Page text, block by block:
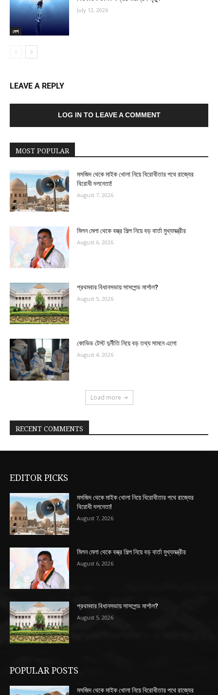
দেশ
July 12, 2026
LEAVE A REPLY
LOG IN TO LEAVE A COMMENT
MOST POPULAR
মসজিদ থেকে মাইক খোলা নিয়ে বিরোধীতার পথে রাজ্যের
বিরোধী দলনেতা!
August 7, 2026
মিলন মেলা থেকে বস্ত্র শিল্প নিয়ে বড় বার্তা মুখ্যমন্ত্রীর
August 6, 2026
প্রথমবার বিধানসভায় সাসপেন্ড মার্শাল?
August 5, 2026
কোভিড টেস্ট দুর্নীতি নিয়ে বড় তথ্য সামনে এলো
August 4, 2026
Load more
RECENT COMMENTS
EDITOR PICKS
মসজিদ থেকে মাইক খোলা নিয়ে বিরোধীতার পথে রাজ্যের
বিরোধী দলনেতা!
August 7, 2026
মিলন মেলা থেকে বস্ত্র শিল্প নিয়ে বড় বার্তা মুখ্যমন্ত্রীর
August 6, 2026
প্রথমবার বিধানসভায় সাসপেন্ড মার্শাল?
August 5, 2026
POPULAR POSTS
মসজিদ থেকে মাইক খোলা নিয়ে বিরোধীতার পথে রাজ্যের